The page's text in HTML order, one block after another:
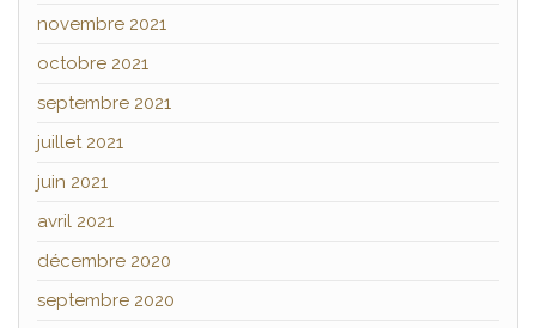
novembre 2021
octobre 2021
septembre 2021
juillet 2021
juin 2021
avril 2021
décembre 2020
septembre 2020